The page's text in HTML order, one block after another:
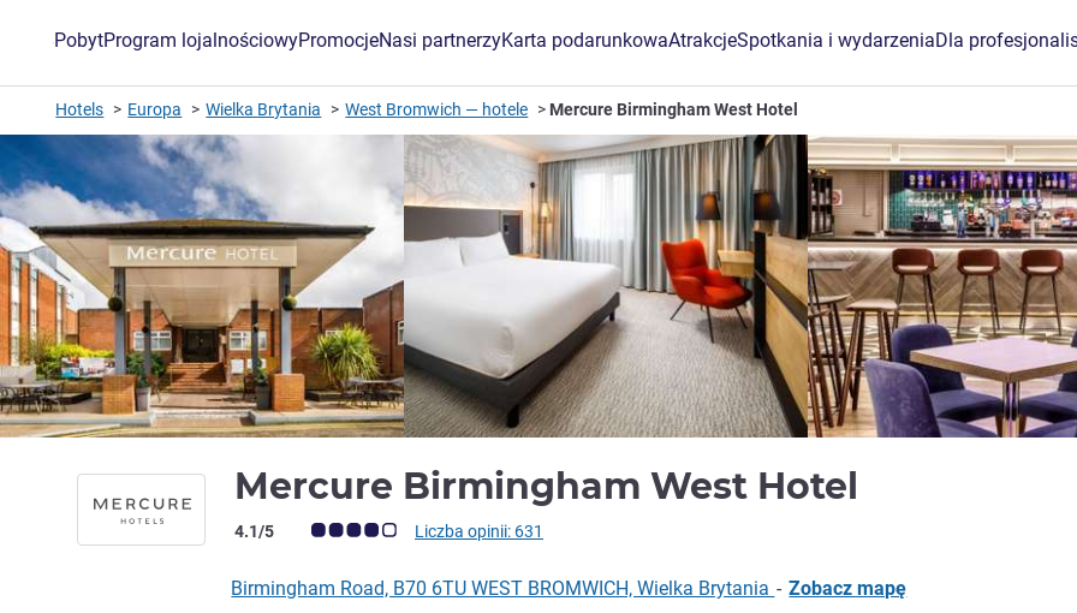
PobytProgram lojalnościowyPromocjeNasi partnerzyKarta podarunkowaAtrakcjeSpotkania i wydarzeniaDla
Hotels Europa Wielka Brytania West Bromwich — hotele Mercure Birmingham West Hotel
Mercure Birmingham West Hotel
Ocena klientów (Ocena ALL)
4.1/5 Liczba opinii: 631
Birmingham Road, B70 6TU WEST BROMWICH, Wielka Brytania - Zobacz mapę